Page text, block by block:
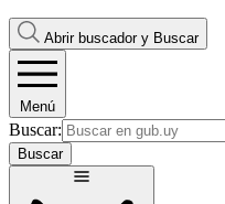
Abrir buscador y Buscar
Menú
Buscar:
Buscar